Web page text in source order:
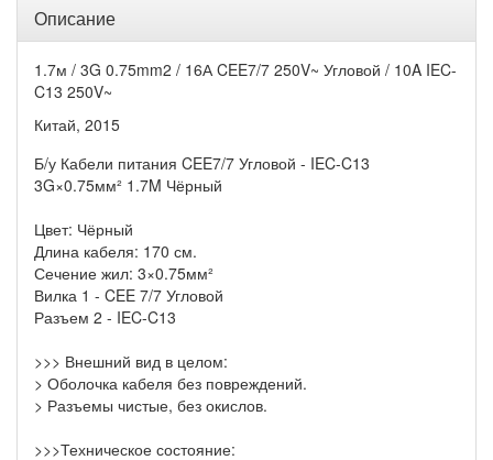
Описание
1.7м / 3G 0.75mm2 / 16А CEE7/7 250V~ Угловой / 10A IEC-
C13 250V~
Китай, 2015
Б/у Кабели питания CEE7/7 Угловой - IEC-C13
3G×0.75мм² 1.7M Чёрный
Цвет: Чёрный
Длина кабеля: 170 см.
Сечение жил: 3×0.75мм²
Вилка 1 - CEE 7/7 Угловой
Разъем 2 - IEC-C13
>>> Внешний вид в целом:
> Оболочка кабеля без повреждений.
> Разъемы чистые, без окислов.
>>>Техническое состояние: